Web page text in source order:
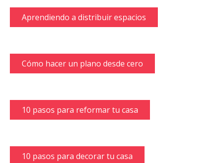
Aprendiendo a distribuir espacios
Cómo hacer un plano desde cero
10 pasos para reformar tu casa
10 pasos para decorar tu casa